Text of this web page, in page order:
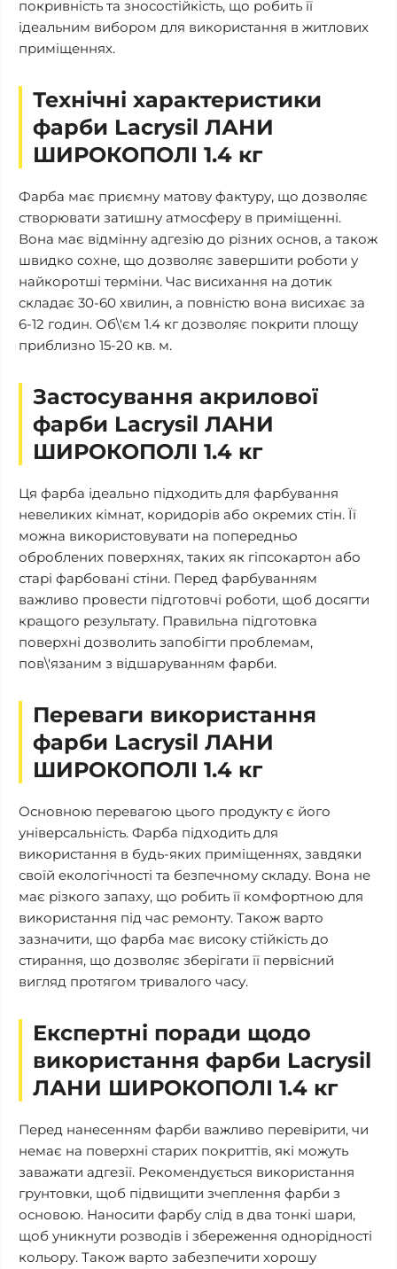
покривність та зносостійкість, що робить її
ідеальним вибором для використання в житлових
приміщеннях.
Технічні характеристики
фарби Lacrysil ЛАНИ
ШИРОКОПОЛІ 1.4 кг
Фарба має приємну матову фактуру, що дозволяє
створювати затишну атмосферу в приміщенні.
Вона має відмінну адгезію до різних основ, а також
швидко сохне, що дозволяє завершити роботи у
найкоротші терміни. Час висихання на дотик
складає 30-60 хвилин, а повністю вона висихає за
6-12 годин. Об\'єм 1.4 кг дозволяє покрити площу
приблизно 15-20 кв. м.
Застосування акрилової
фарби Lacrysil ЛАНИ
ШИРОКОПОЛІ 1.4 кг
Ця фарба ідеально підходить для фарбування
невеликих кімнат, коридорів або окремих стін. Її
можна використовувати на попередньо
оброблених поверхнях, таких як гіпсокартон або
старі фарбовані стіни. Перед фарбуванням
важливо провести підготовчі роботи, щоб досягти
кращого результату. Правильна підготовка
поверхні дозволить запобігти проблемам,
пов\'язаним з відшаруванням фарби.
Переваги використання
фарби Lacrysil ЛАНИ
ШИРОКОПОЛІ 1.4 кг
Основною перевагою цього продукту є його
універсальність. Фарба підходить для
використання в будь-яких приміщеннях, завдяки
своїй екологічності та безпечному складу. Вона не
має різкого запаху, що робить її комфортною для
використання під час ремонту. Також варто
зазначити, що фарба має високу стійкість до
стирання, що дозволяє зберігати її первісний
вигляд протягом тривалого часу.
Експертні поради щодо
використання фарби Lacrysil
ЛАНИ ШИРОКОПОЛІ 1.4 кг
Перед нанесенням фарби важливо перевірити, чи
немає на поверхні старих покриттів, які можуть
заважати адгезії. Рекомендується використання
грунтовки, щоб підвищити зчеплення фарби з
основою. Наносити фарбу слід в два тонкі шари,
щоб уникнути розводів і збереження однорідності
кольору. Також варто забезпечити хорошу